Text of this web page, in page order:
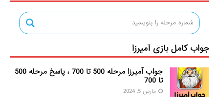
جواب کامل بازی آمیرزا
جواب آمیرزا مرحله 500 تا 700 ، پاسخ مرحله 500
تا 700
مارس 5, 2024